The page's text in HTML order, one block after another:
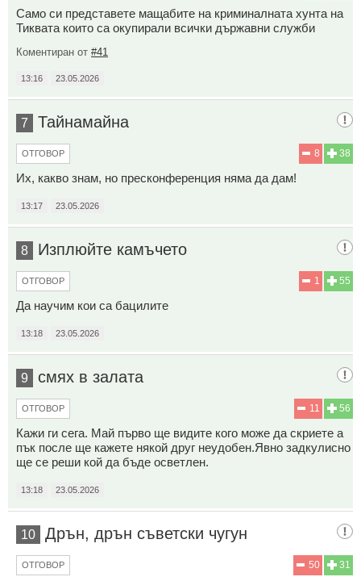
Само си представете мащабите на криминалната хунта на
Тиквата които са окупирали всички държавни служби
Коментиран от #41
13:16 23.05.2026
7 Тайнамайна
38
8
ОТГОВОР
Их, какво знам, но пресконференция няма да дам!
13:17 23.05.2026
8 Изплюйте камъчето
55
1
ОТГОВОР
Да научим кои са бацилите
13:18 23.05.2026
9 смях в залата
56
11
ОТГОВОР
Кажи ги сега. Май първо ще видите кого може да скриете а
пък после ще кажете някой друг неудобен.Явно задкулисно
ще се реши кой да бъде осветлен.
13:18 23.05.2026
10 Дрън, дрън съветски чугун
31
50
ОТГОВОР